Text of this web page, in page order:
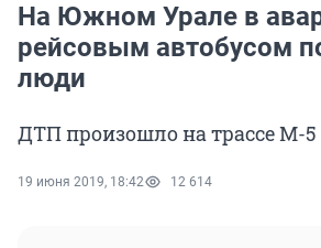
На Южном Урале в
рейсовым автобусом
люди
ДТП произошло на трассе М-5
19 июня 2019, 18:42 12 614